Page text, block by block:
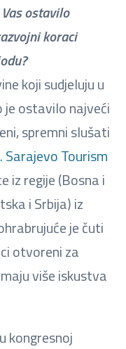
ostavilo
koraci
koji sudjeluju u
ostavilo najveći
spremni slušati
Sarajevo Tourism
iz regije (Bosna i
i Srbija) iz
je čuti
otvoreni za
više iskustva
kongresnoj